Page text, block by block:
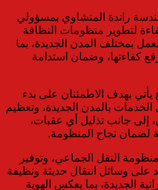
راندة المنشاوي بمسؤولي
لتطوير منظومات النظافة
بمختلف المدن الجديدة، بما
كفاءتها، وضمان استدامة
يأتي بهدف الاطمئنان على بدء
بالمدن الجديدة، وتعظيم
إلى جانب تذليل أي عقبات،
لضمان نجاح المنظومة.
النقل الجماعي، وتوفير
على وسائل انتقال حديثة ونظيفة
الجديدة، بما يعكس الهوية